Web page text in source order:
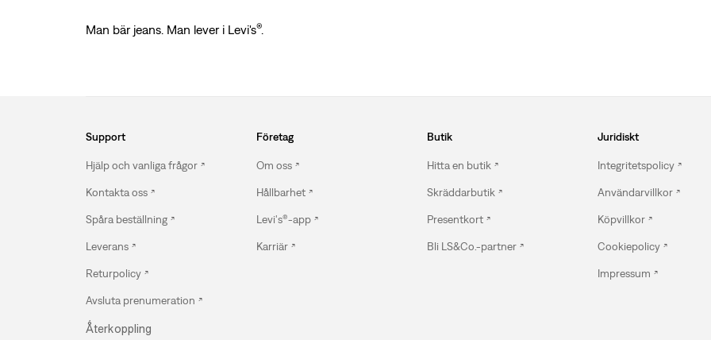
Man bär jeans. Man lever i Levi's®.
Support
Hjälp och vanliga frågor
Kontakta oss
Spåra beställning
Leverans
Returpolicy
Avsluta prenumeration
Ǻterkoppling
Företag
Om oss
Hållbarhet
Levi's®-app
Karriär
Butik
Hitta en butik
Skräddarbutik
Presentkort
Bli LS&Co.-partner
Juridiskt
Integritetspolicy
Användarvillkor
Köpvillkor
Cookiepolicy
Impressum